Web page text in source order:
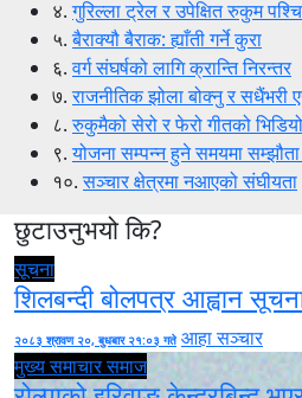
४.गुरिल्ला ट्रेल र उपेक्षित रुकुम
५.बैराक्यौ बैराक: ह्याँती गर्ने कुरा
६.वर्ग संघर्षको लागि क्रान्ति निरन्तर
७.राजनीतिक झोला बोक्नु र सधैंभरी
८.रुकुमैको सेरो र फेरो गीतको
९.योजना सम्पन्न हुने समयमा
१०.सञ्चार क्षेत्रमा नआएको संघीयता
छुटाउनुभयो कि?
सूचना
शिलबन्दी बोलपत्र आह्वान
२०८३ श्रावण २०, बुधबार २१:०३ गते आहा सञ्चार
मुख्य समाचारसमाज